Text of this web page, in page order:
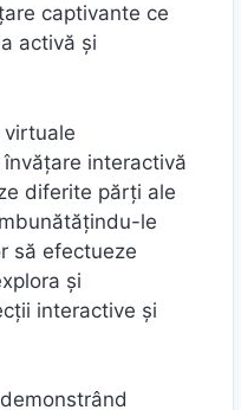
captivante ce
activă și
interactivă
diferite părți ale
le
să efectueze
și
interactive și